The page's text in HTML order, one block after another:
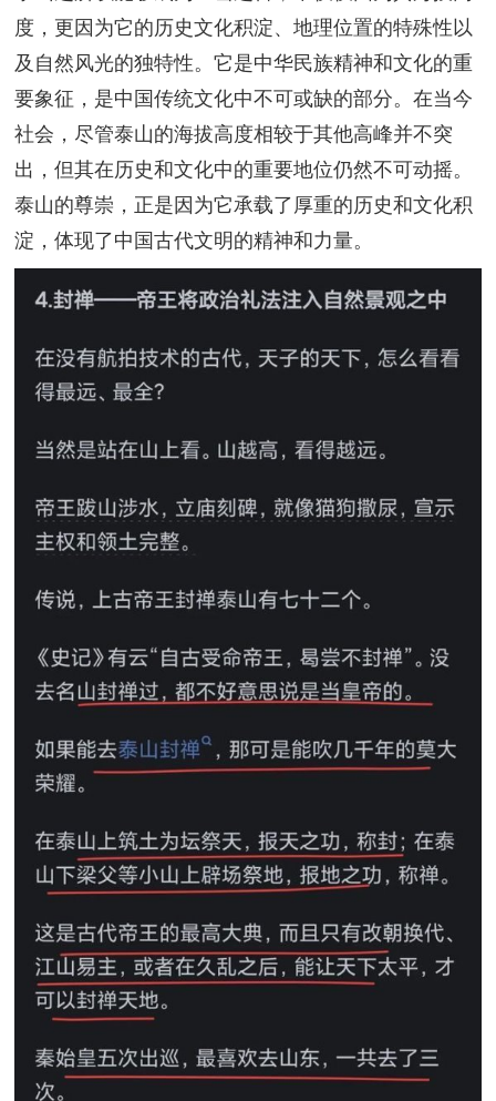
度，更因为它的历史文化积淀、地理位置的特殊性以
及自然风光的独特性。它是中华民族精神和文化的重
要象征，是中国传统文化中不可或缺的部分。在当今
社会，尽管泰山的海拔高度相较于其他高峰并不突
出，但其在历史和文化中的重要地位仍然不可动摇。
泰山的尊崇，正是因为它承载了厚重的历史和文化积
淀，体现了中国古代文明的精神和力量。